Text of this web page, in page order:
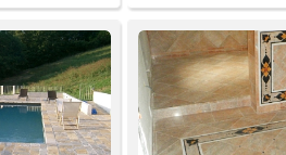
Disegni creati da me x esterni con
ciotolini colorati. Si possono creare
diversi tipi di disegni ...